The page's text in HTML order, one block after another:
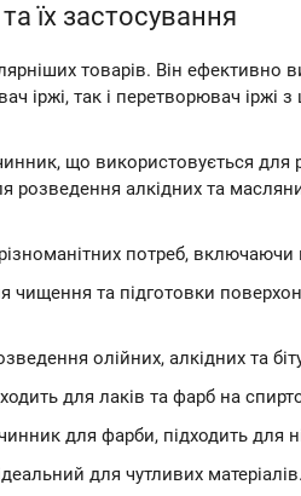
їх застосування
товарів. Він ефективно
іржі, так і перетворювач
що використовується
розведення алкідних та
потреб,
чищення та підготовки
олійних, алкідних та
для лаків та фарб на
для фарби, підходить для
для чутливих матеріалів.